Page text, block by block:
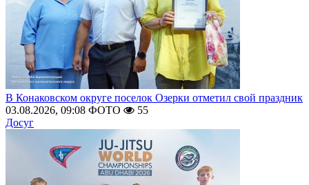
В Конаковском округе поселок Озерки отметил свой праздник
03.08.2026, 09:08 ФОТО
55
Досуг